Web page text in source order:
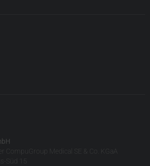
CompuGroup Medical SE & Co. KGaA
Süd 15